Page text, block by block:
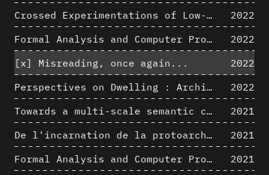
Crossed Experimentations of Low-Altitude Surveys For The Detection Of Buried Structures
2022
Formal Analysis and Computer Process - Algorithmic Music II/III
2022
[x]
Misreading, once again...
2022
Perspectives on Dwelling : Architectural Anthropologies of Home
2022
Towards a multi-scale semantic characterization of the built heritage
2021
De l'incarnation de la protoarchitecture
2021
Formal Analysis and Computer Process - Algorithmic Music I/III
2021